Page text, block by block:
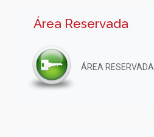
Área Reservada
ÁREA RESERVADA